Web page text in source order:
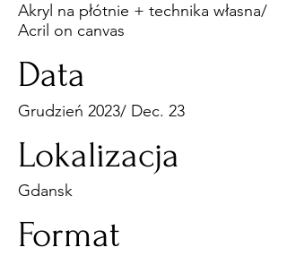
Akryl na płótnie + technika własna/
Acril on canvas
Data
Grudzień 2023/ Dec. 23
Lokalizacja
Gdansk
Format